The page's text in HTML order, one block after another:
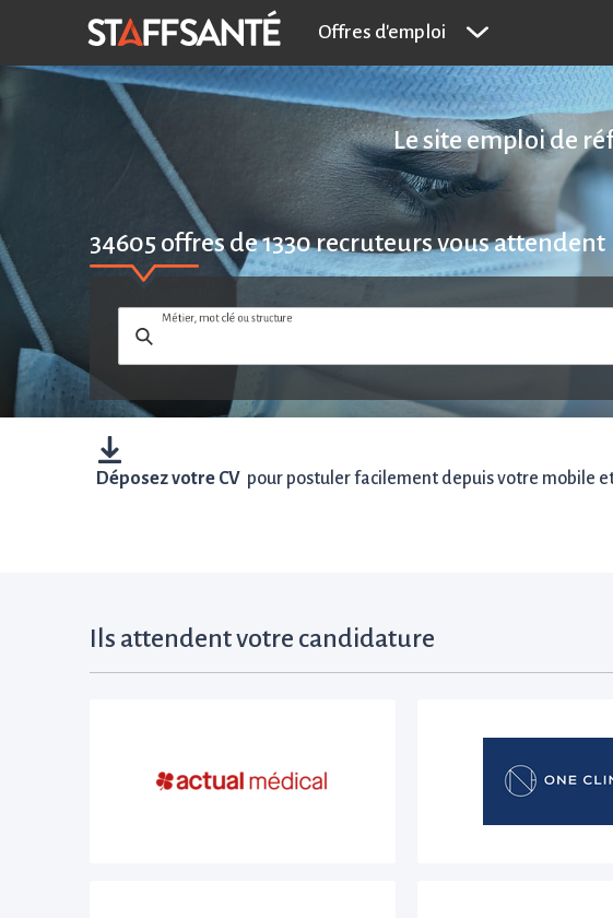
Offres d'emploi
Le site emploi de
34605 offres de1330recruteurs vous attendent
Métier, mot clé ou structure
Déposez votre CV pour postuler facilement depuis votre mobile
Ils attendent votre candidature